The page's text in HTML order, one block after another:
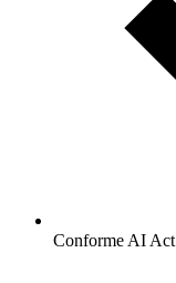
Conforme AI Act